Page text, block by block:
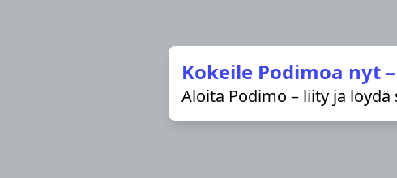
Kokeile Podimoa nyt
Aloita Podimo – liity ja